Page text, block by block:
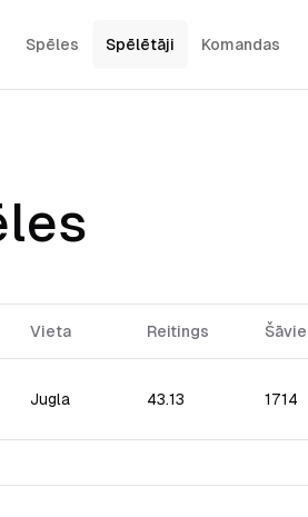
Spēles Spēlētāji Komandas
Vieta Reitings
Jugla 43.13 1714